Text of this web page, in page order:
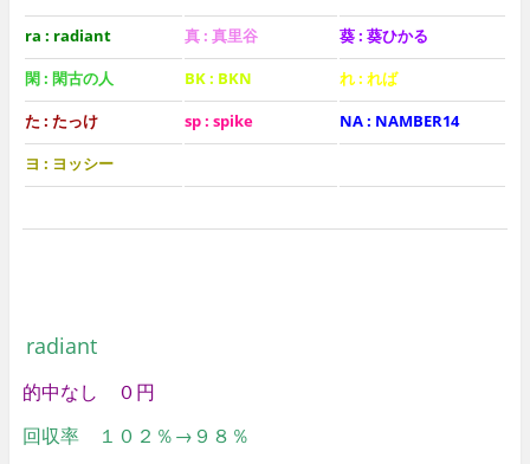
ra : radiant 真 : 真里谷
葵 : 葵ひかる
閑 : 閑古の人
BK : BKN
れ : れば
た : たっけ
sp : spike
NA : NAMBER14
ヨ : ヨッシー
radiant
的中なし ０円
回収率 １０２ ％→９８％